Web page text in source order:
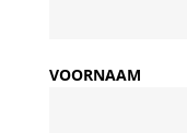
VOORNAAM